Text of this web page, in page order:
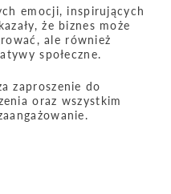
emocji, inspirujących
że biznes może
ale również
społeczne.
zaproszenie do
oraz wszystkim